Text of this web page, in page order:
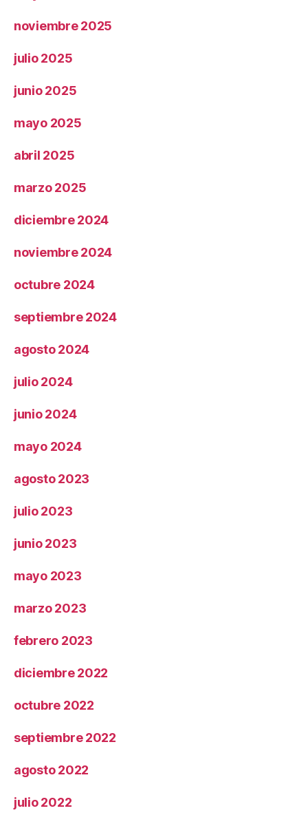
noviembre 2025
julio 2025
junio 2025
mayo 2025
abril 2025
marzo 2025
diciembre 2024
noviembre 2024
octubre 2024
septiembre 2024
agosto 2024
julio 2024
junio 2024
mayo 2024
agosto 2023
julio 2023
junio 2023
mayo 2023
marzo 2023
febrero 2023
diciembre 2022
octubre 2022
septiembre 2022
agosto 2022
julio 2022